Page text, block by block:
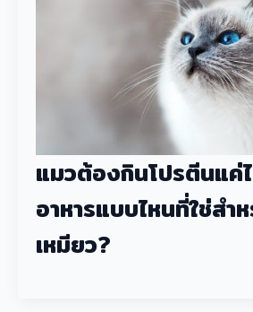
แมวต้องกินโปรตีนแค่
อาหารแบบไหนที่ใช่สำห
เหมียว?